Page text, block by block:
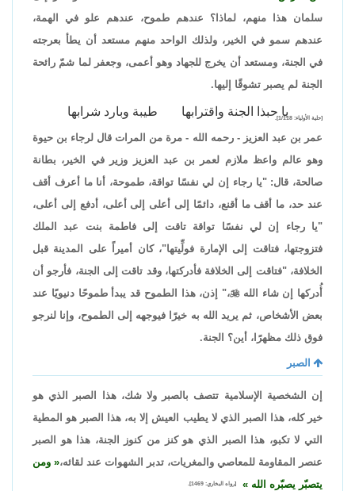
سلمان هذا منهم، لماذا؟ عندهم طموح، عندهم علو في الهمة،
عندهم سمو في الخير، ولذلك الواحد منهم مستعد أن يطأ بعرجته
في الجنة، ومستعد أن يخرج للجهاد وهو أعمى، وجعفر لما شمّ رائحة
الجنة لم يصبر تشوقًا إليها.
يا حبذا الجنة واقترابها طيبة وبارد شرابها [حلية الأولياء: 1/118].
عمر بن عبد العزيز - رحمه الله - مرة من المرات قال لرجاء بن حيوة
وهو عالم واعظ ملازم لعمر بن عبد العزيز وزير في الخير، بطانة
صالحة، قال: "يا رجاء إن لي نفسًا تواقة، طموحة، أنا ما أعرف أقف
عند حد، ما أقف ما أقنع، دائمًا إلى أعلى إلى أعلى، أدفع إلى أعلى،
"يا رجاء إن لي نفسًا تواقة تاقت إلى فاطمة بنت عبد الملك
فتزوجتها، فتاقت إلى الإمارة فولِّيتها"، كان أميراً على المدينة قبل
الخلافة، "فتاقت إلى الخلافة فأدركتها، وقد تاقت إلى الجنة، فأرجو أن
أُدركها إن شاء الله،" إذن، هذا الطموح قد يبدأ طموحًا دنيويًا عند
بعض الأشخاص، ثم يريد الله به خيرًا فيوجهه إلى الطموح، وإنا لنرجو
فوق ذلك مظهرًا، أين؟ الجنة.
الصبر
إن الشخصية الإسلامية تتصف بالصبر ولا شك، هذا الصبر الذي هو
خير كله، هذا الصبر الذي لا يطيب العيش إلا به، هذا الصبر هو المطية
التي لا تكبو، هذا الصبر الذي هو كنز من كنوز الجنة، هذا هو الصبر
عنصر المقاومة للمعاصي والمغريات، تدبر الشهوات عند لقائه،
ومن
يتصبّر يصبّره الله
[رواه البخاري: 1469].